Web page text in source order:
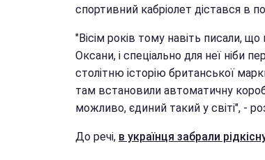
спортивний кабріолет дістався в
"Вісім років тому навіть писали,
Оксани, і спеціально для неї ніби
столітню історію британської
там встановили автоматичну
можливо, єдиний такий у світі", -
До речі, в українця забрали